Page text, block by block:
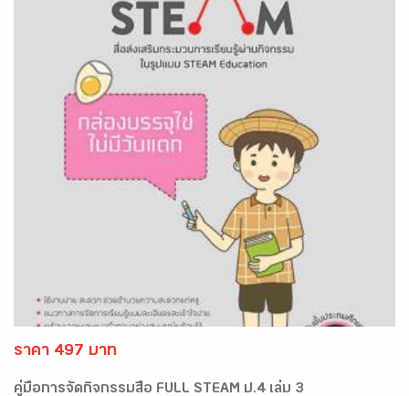
ราคา 497 บาท
คู่มือการจัดกิจกรรมสื่อ FULL STEAM ป.4 เล่ม 3